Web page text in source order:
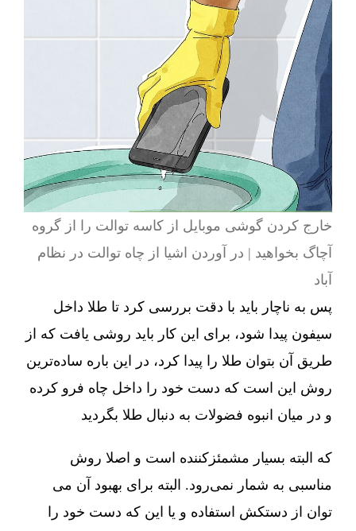
خارج کردن گوشی موبایل از کاسه توالت را از گروه
آچاگ بخواهید | در آوردن اشیا از چاه توالت در نظام
آباد
پس به ناچار باید با دقت بررسی کرد تا طلا داخل
سیفون پیدا شود، برای این کار باید روشی یافت که از
طریق آن بتوان طلا را پیدا کرد، در این باره ساده‌ترین
روش این است که دست خود را داخل چاه فرو کرده
و در میان انبوه فضولات به دنبال طلا بگردید
که البته بسیار مشمئزکننده است و اصلا روش
مناسبی به شمار نمی‌رود. البته برای بهبود آن می
توان از دستکش استفاده و یا این که دست خود را